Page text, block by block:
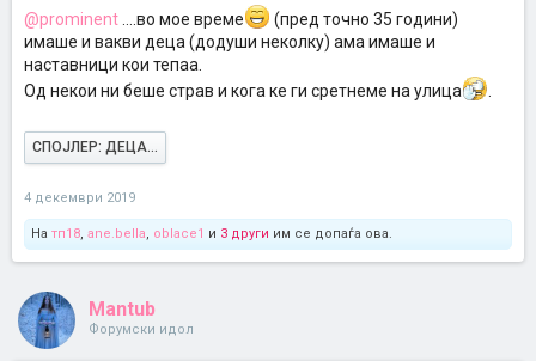
@prominent ....во мое време
(пред точно 35 години)
имаше и вакви деца (додуши неколку) ама имаше и
наставници кои тепаа.
Од некои ни беше страв и кога ке ги сретнеме на улица
СПОЈЛЕР: ДЕЦА...
4 декември 2019
На тп18, ane.bella, oblace1 и 3 други им се допаѓа ова.
Mantub
Форумски идол